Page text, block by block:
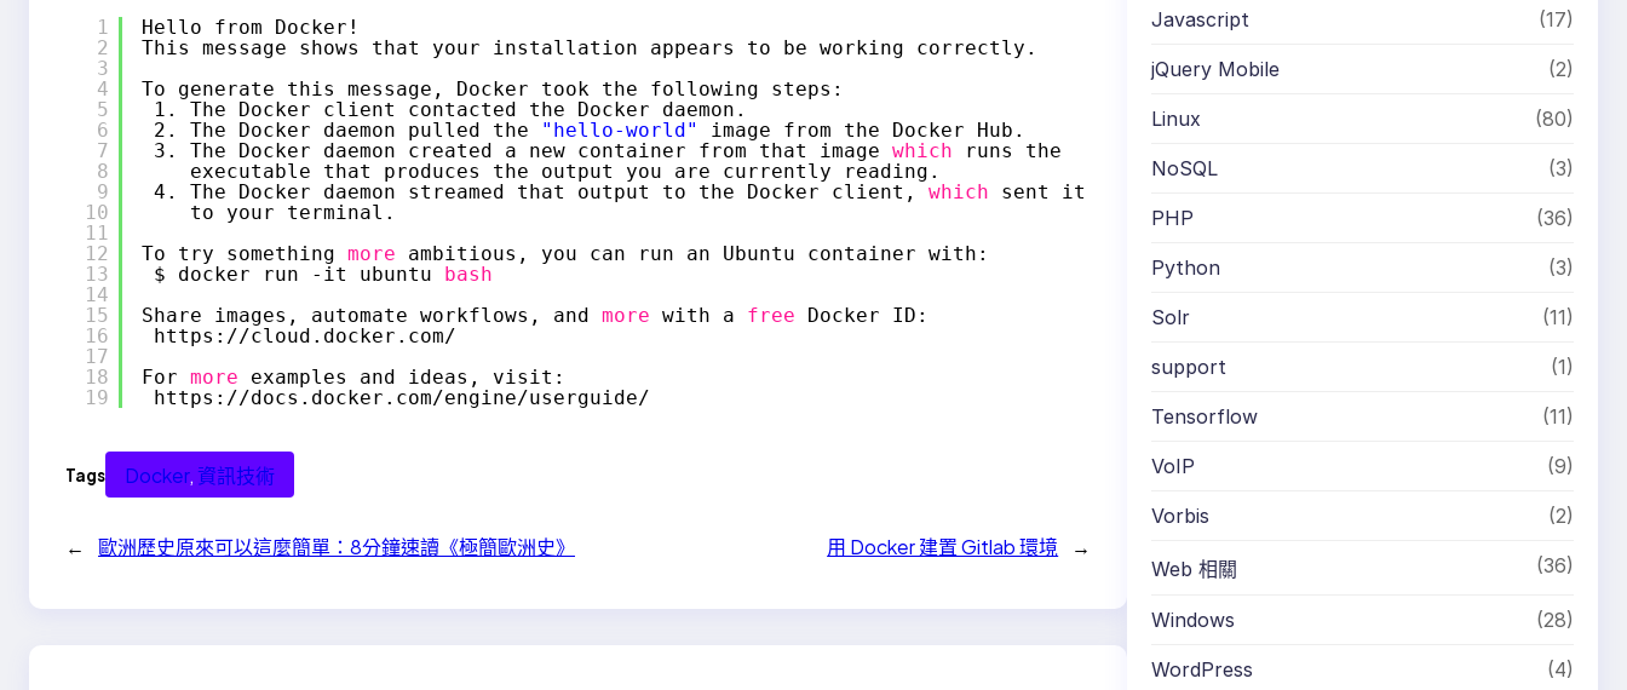
1
2
3
4
5
6
7
8
9
10
11
12
13
14
15
16
17
18
19
Hello from Docker!
This message shows that your installation appears to be working correctly.
To generate this message, Docker took the following steps:
1. The Docker client contacted the Docker daemon.
2. The Docker daemon pulled the
"hello-world"
image from the Docker Hub.
3. The Docker daemon created a new container from that image which
runs the
executable that produces the output you are currently reading.
4. The Docker daemon streamed that output to the Docker client, which
sent it
to your terminal.
To try something more
ambitious, you can run an Ubuntu container with:
$ docker run -it ubuntu
bash
Share images, automate workflows, and more with a free
Docker ID:
https: //cloud .docker.com/
For more
examples and ideas, visit:
https: //docs .docker.com/engine/userguide/
Tags Docker, 資訊技術
← 歐洲歷史原來可以這麼簡單：8分鐘速讀《極簡歐洲史》 用 Docker 建置 Gitlab 環境 →
Javascript (17)
jQuery Mobile (2)
Linux (80)
NoSQL (3)
PHP (36)
Python (3)
Solr (11)
support (1)
Tensorflow (11)
VoIP (9)
Vorbis (2)
Web 相關 (36)
Windows (28)
WordPress (4)